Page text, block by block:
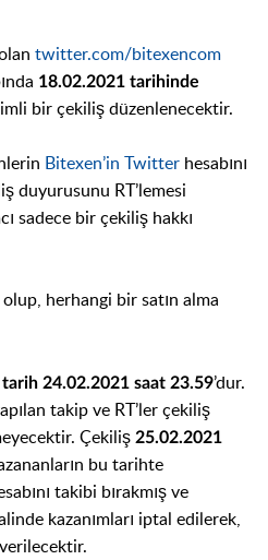
twitter.com/bitexencom
18.02.2021 tarihinde
bir çekiliş düzenlenecektir.
Bitexen’in Twitter hesabını
duyurusunu RT’lemesi
sadece bir çekiliş hakkı
herhangi bir satın alma
tarih 24.02.2021 saat 23.59’dur.
takip ve RT’ler çekiliş
Çekiliş 25.02.2021
bu tarihte
takibi bırakmış ve
kazanımları iptal edilerek,